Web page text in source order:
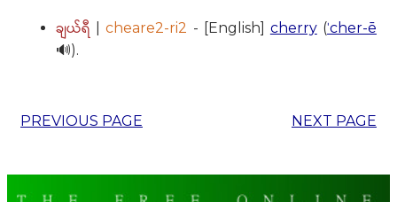
ချယ်ရီ |cheare2-ri2 - [English] cherry(ˈcher-ē
🔊).
PREVIOUS PAGE NEXT PAGE